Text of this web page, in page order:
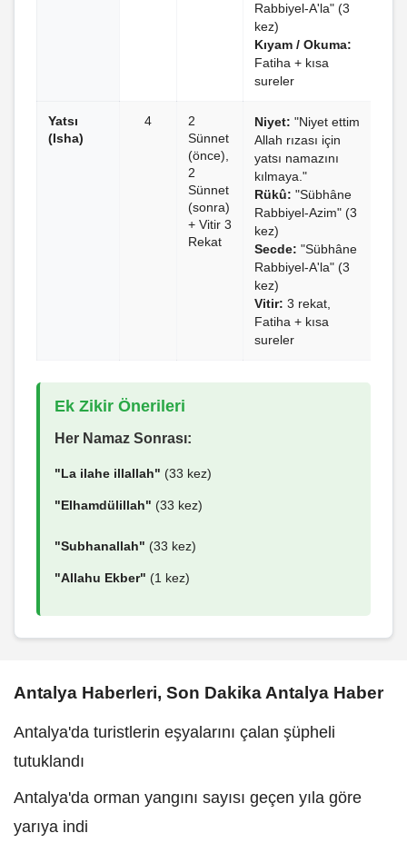
Rabbiyel-A'la" (3
kez)
Kıyam / Okuma:
Fatiha + kısa
sureler
Yatsı
(Isha)
4
2
Sünnet
(önce),
2
Sünnet
(sonra)
+ Vitir 3
Rekat
Niyet: "Niyet ettim
Allah rızası için
yatsı namazını
kılmaya."
Rükû: "Sübhâne
Rabbiyel-Azim" (3
kez)
Secde: "Sübhâne
Rabbiyel-A'la" (3
kez)
Vitir: 3 rekat,
Fatiha + kısa
sureler
Ek Zikir Önerileri
Her Namaz Sonrası:
"La ilahe illallah" (33 kez)
"Elhamdülillah" (33 kez)
"Subhanallah" (33 kez)
"Allahu Ekber" (1 kez)
Antalya Haberleri, Son Dakika Antalya Haber
Antalya'da turistlerin eşyalarını çalan şüpheli
tutuklandı
Antalya'da orman yangını sayısı geçen yıla göre
yarıya indi